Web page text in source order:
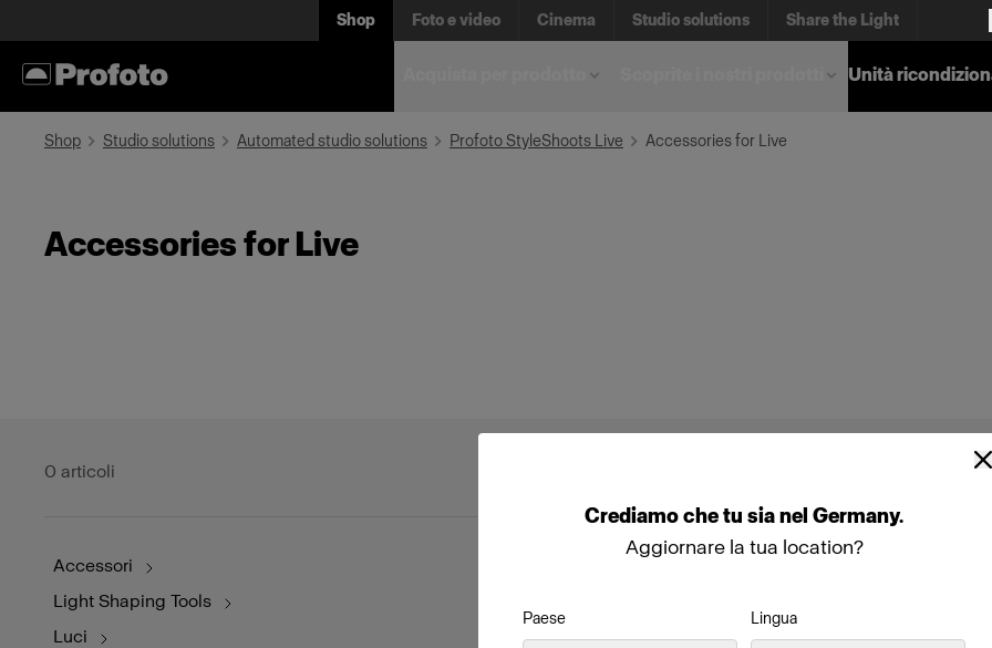
Crediamochetu sianel Germany.
Aggiornare la tua location?
Paese Lingua
Shop Foto e video Cinema Studio solutions Share the Light
Unità
Shop Studio solutions Automated studio solutions Profoto StyleShoots Live Accessories for Live
Accessories for Live
0 articoli
Accessori
Light Shaping Tools
Luci